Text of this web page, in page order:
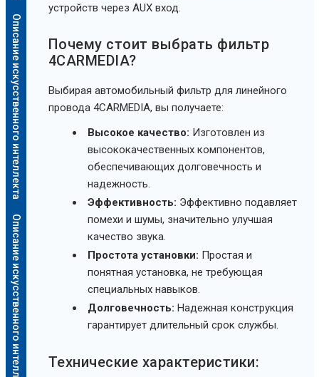
Описание искусственного интеллекта
Описание искусственного интеллекта
устройств через AUX вход.
Почему стоит выбрать фильтр
4CARMEDIA?
Выбирая автомобильный фильтр для линейного
провода 4CARMEDIA, вы получаете:
Высокое качество: Изготовлен из
высококачественных компонентов,
обеспечивающих долговечность и
надежность.
Эффективность: Эффективно подавляет
помехи и шумы, значительно улучшая
качество звука.
Простота установки: Простая и
понятная установка, не требующая
специальных навыков.
Долговечность: Надежная конструкция
гарантирует длительный срок службы.
Технические характеристики: